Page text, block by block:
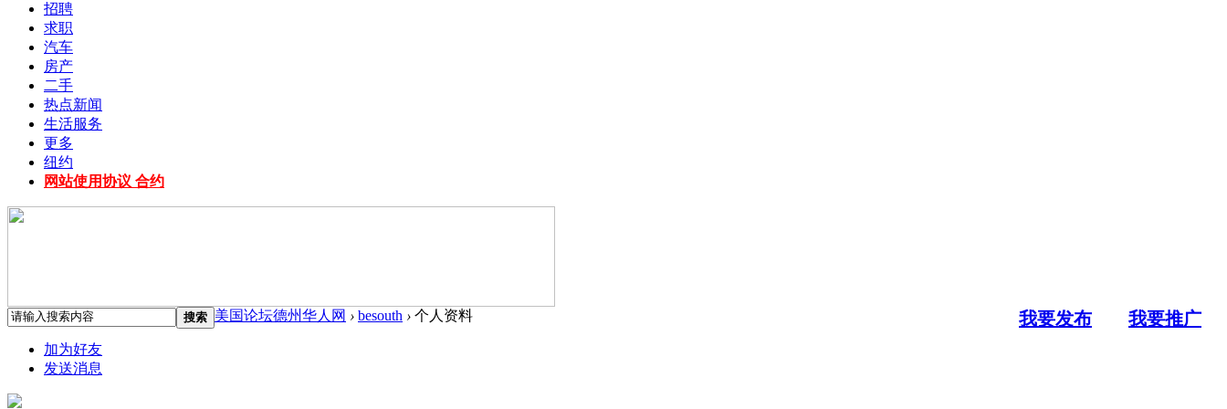
招聘
求职
汽车
房产
二手
热点新闻
生活服务
更多
纽约
网站使用协议 合约
搜索 我要发布 我要推广
美国论坛德州华人网 › besouth › 个人资料
加为好友
发送消息